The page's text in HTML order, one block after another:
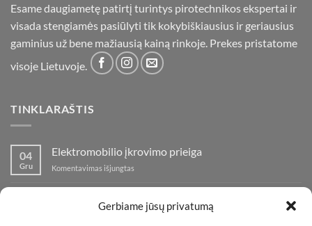
Gerbiame jūsų privatumą
Esame daugiametę patirtį turintys pirotechnikos ekspertai ir
visada stengiamės pasiūlyti tik kokybiškiausius ir geriausius
gaminius už bene mažiausią kainą rinkoje. Prekes pristatome
visoje Lietuvoje.
TINKLARAŠTIS
04
Gru
Elektromobilio įkrovimo prieiga
Komentavimas išjungtas
prieiga
įraše